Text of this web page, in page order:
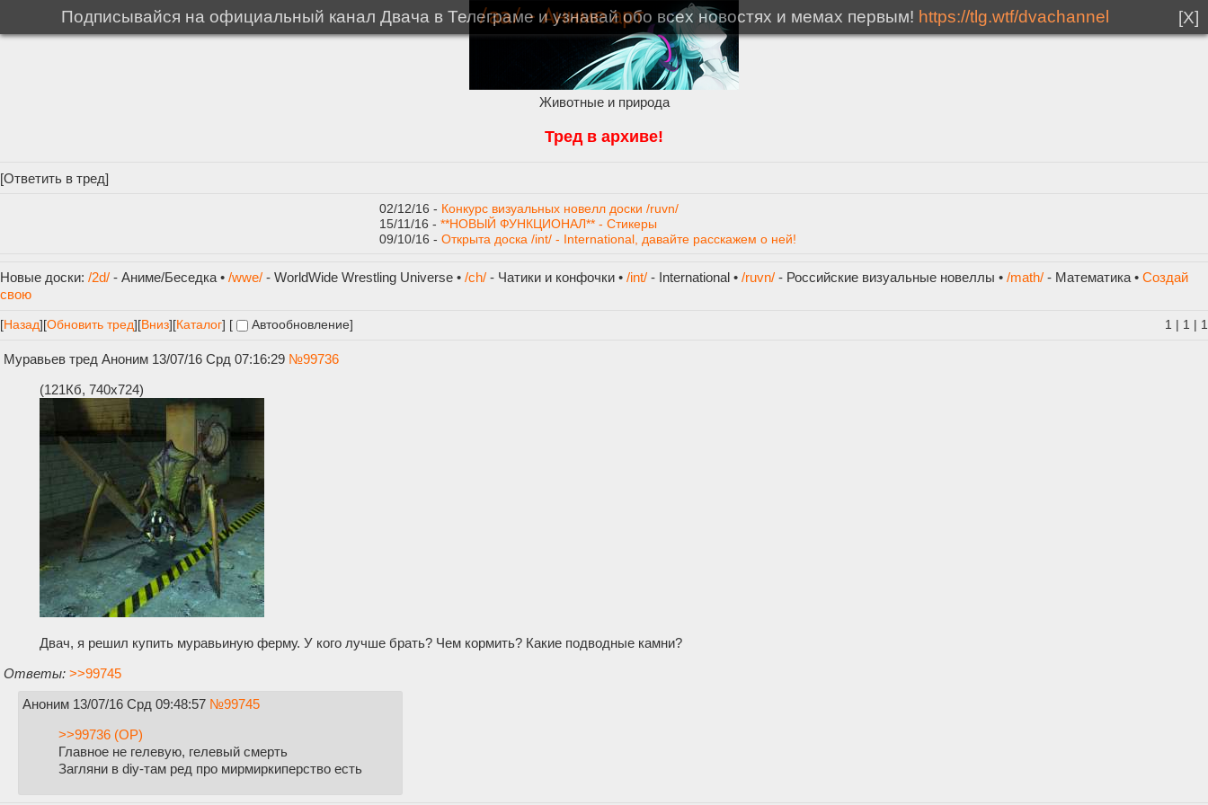
Животные и природа
Тред в архиве!
[Ответить в тред]
02/12/16 - Конкурс визуальных новелл доски /ruvn/
15/11/16 - **НОВЫЙ ФУНКЦИОНАЛ** - Стикеры
09/10/16 - Открыта доска /int/ - International, давайте расскажем о ней!
Новые доски: /2d/ - Аниме/Беседка • /wwe/ - WorldWide Wrestling Universe • /ch/ - Чатики и конфочки • /int/ - International • /ruvn/ - Российские визуальные новеллы • /math/ - Математика • Создай
свою
[Назад] [Обновить тред] [Вниз][Каталог] [ Автообновление] 1 1 1
Муравьев тред Аноним 13/07/16 Срд 07:16:29 №99736
(121Кб, 740x724)
Двач, я решил купить муравьиную ферму. У кого лучше брать? Чем кормить? Какие подводные камни?
Ответы: >>99745
Аноним 13/07/16 Срд 09:48:57 №99745
>>99736 (OP)
Главное не гелевую, гелевый смерть
Загляни в diy-там ред про мирмиркиперство есть
Подписывайся на официальный канал Двача в Телеграме и узнавай обо всех новостях и мемах первым! https://tlg.wtf/dvachannel [X]